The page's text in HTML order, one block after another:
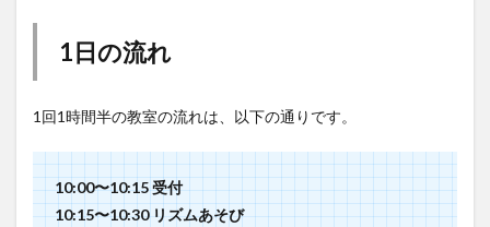
1日の流れ
1回1時間半の教室の流れは、以下の通りです。
10:00〜10:15 受付
10:15〜10:30 リズムあそび